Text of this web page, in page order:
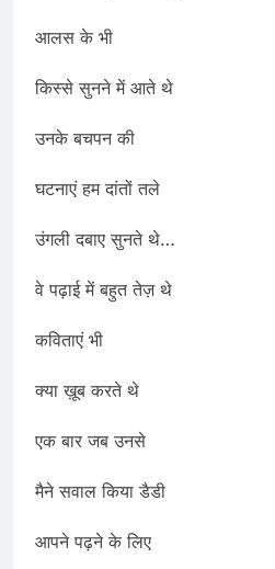
आलस के भी
किस्से सुनने में आते थे
उनके बचपन की
घटनाएं हम दांतों तले
उंगली दबाए सुनते थे…
वे पढ़ाई में बहुत तेज़ थे
कविताएं भी
क्या ख़ूब करते थे
एक बार जब उनसे
मैने सवाल किया डैडी
आपने पढ़ने के लिए